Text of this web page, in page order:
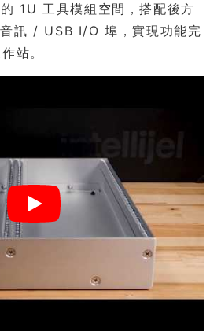
1U 工具模組空間，搭配後方
訊 / USB I/O 埠，實現功能完
站。